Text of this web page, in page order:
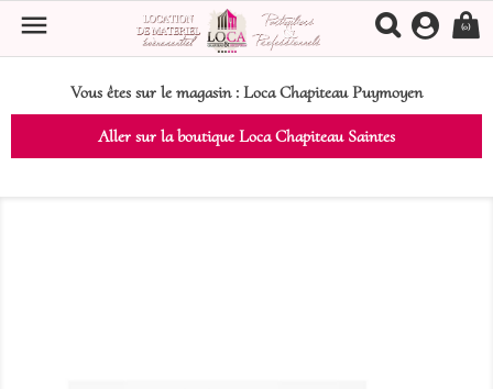
Vous êtes sur le magasin : Loca Chapiteau Puymoyen
Aller sur la boutique Loca Chapiteau Saintes
 (0)